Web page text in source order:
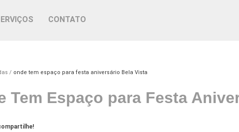
CONTATO
onde tem espaço para festa aniversário Bela Vista
Tem Espaço para Festa